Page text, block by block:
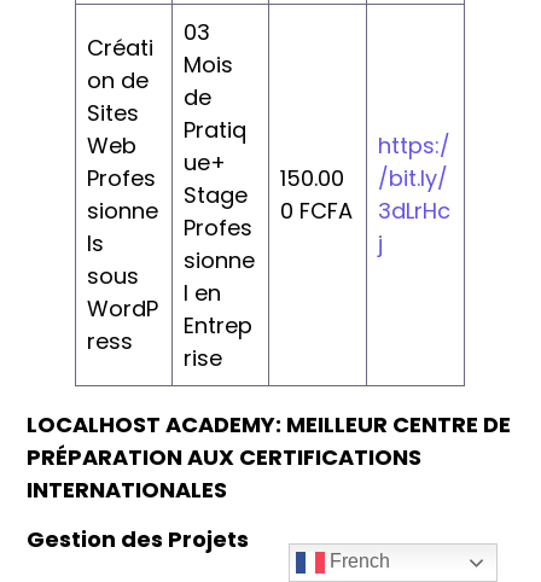
Créati
on de
Sites
Web
Profes
sionne
ls
sous
WordP
ress
03
Mois
de
Pratiq
ue+
Stage
Profes
sionne
l en
Entrep
rise
150.00
0 FCFA
https:/
/bit.ly/
3dLrHc
j
LOCALHOST ACADEMY: MEILLEUR CENTRE DE
PRÉPARATION AUX CERTIFICATIONS
INTERNATIONALES
Gestion des Projets
French